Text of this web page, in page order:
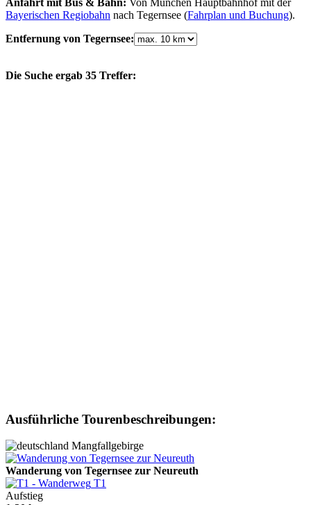
Bayerischen Regiobahn nach Tegernsee (Fahrplan und Buchung).
Entfernung von Tegernsee:
Die Suche ergab 35 Treffer:
Ausführliche Tourenbeschreibungen:
Mangfallgebirge
Wanderung von Tegernsee zur Neureuth
T1
Aufstieg